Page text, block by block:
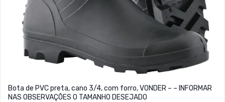
Bota de PVC preta, cano 3/4, com forro, VONDER – – INFORMAR
NAS OBSERVAÇÕES O TAMANHO DESEJADO